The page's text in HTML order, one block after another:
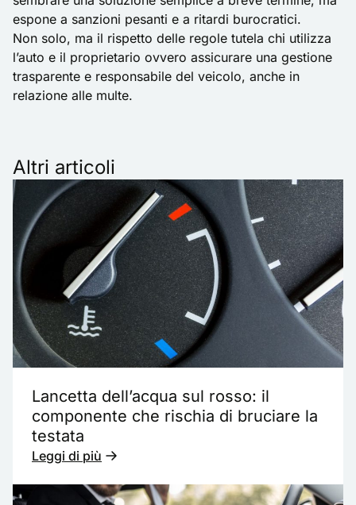
espone a sanzioni pesanti e a ritardi burocratici.
Non solo, ma il rispetto delle regole tutela chi utilizza
l’auto e il proprietario ovvero assicurare una gestione
trasparente e responsabile del veicolo, anche in
relazione alle multe.
Altri articoli
Lancetta dell’acqua sul rosso: il
componente che rischia di bruciare la
testata
Leggi di più